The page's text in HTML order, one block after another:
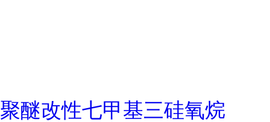
聚醚改性七甲基三硅氧烷